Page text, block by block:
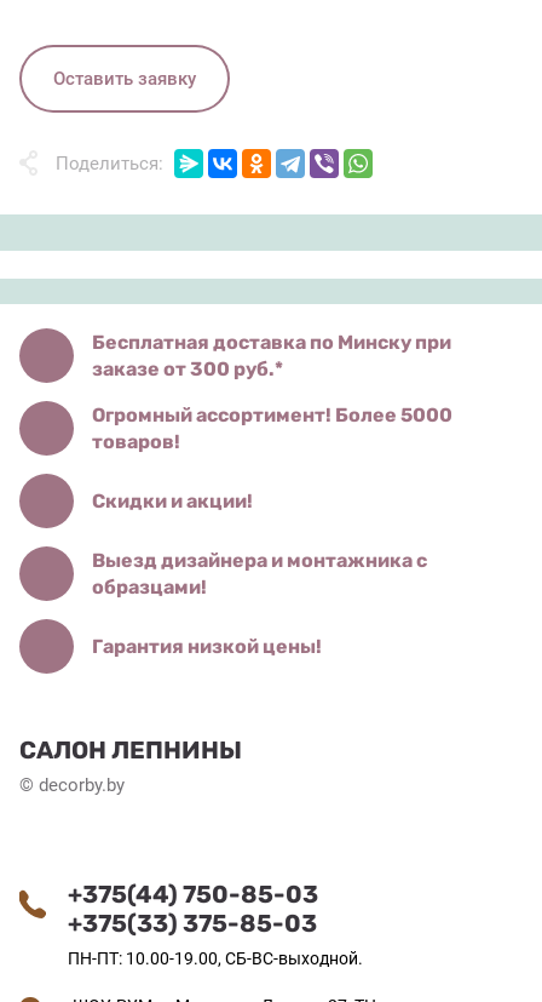
Оставить заявку
Поделиться:
Бесплатная доставка по Минску при
заказе от 300 руб.*
Огромный ассортимент! Более 5000
товаров!
Скидки и акции!
Выезд дизайнера и монтажника с
образцами!
Гарантия низкой цены!
САЛОН ЛЕПНИНЫ
© decorby.by
+375(44) 750-85-03
+375(33) 375-85-03
ПН-ПТ: 10.00-19.00, СБ-ВС-выходной.